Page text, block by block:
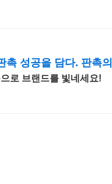
촉 성공을 담다. 판촉
로 브랜드를 빛네세요!